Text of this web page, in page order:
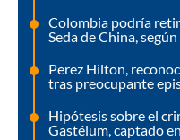
Colombia podría
Seda de China,
Perez Hilton,
tras preocupante
Hipótesis sobre el
Gastélum, captado